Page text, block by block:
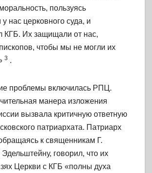
пользуясь
у нас церковного суда, и
КГБ. Их защищали от нас,
чтобы мы не могли их
3 .
проблемы включилась РПЦ.
манера изложения
вызвала критичную ответную
патриархата. Патриарх
к священникам Г.
Эдельштейну, говорил, что их
Церкви с КГБ «полны духа